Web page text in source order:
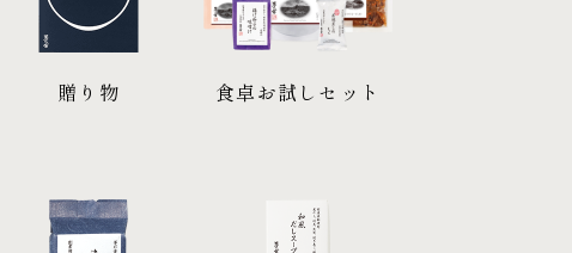
贈り物 食卓お試しセット